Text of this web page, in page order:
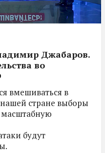
Джабаров.
во
вмешиваться в
стране выборы
масштабную
будут